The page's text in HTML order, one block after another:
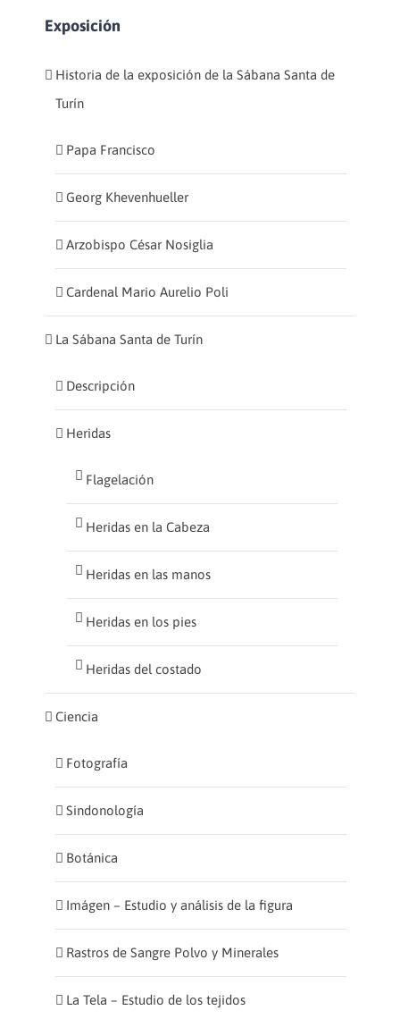
Exposición
Historia de la exposición de la Sábana Santa de
Turín
Papa Francisco
Georg Khevenhueller
Arzobispo César Nosiglia
Cardenal Mario Aurelio Poli
La Sábana Santa de Turín
Descripción
Heridas
Flagelación
Heridas en la Cabeza
Heridas en las manos
Heridas en los pies
Heridas del costado
Ciencia
Fotografía
Sindonología
Botánica
Imágen – Estudio y análisis de la figura
Rastros de Sangre Polvo y Minerales
La Tela – Estudio de los tejidos